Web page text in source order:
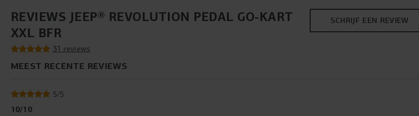
REVIEWS JEEP® REVOLUTION PEDAL GO-KART
XXL BFR
31 reviews
SCHRIJF EEN REVIEW
MEEST RECENTE REVIEWS
5/5
10/10